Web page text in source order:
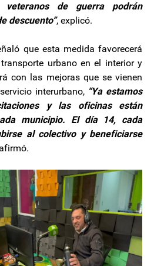
de guerra podrán
descuento”, explicó.
que esta medida favorecerá
urbano en el interior y
con las mejoras que se vienen
interurbano, “Ya estamos
y las oficinas están
municipio. El día 14, cada
al colectivo y beneficiarse